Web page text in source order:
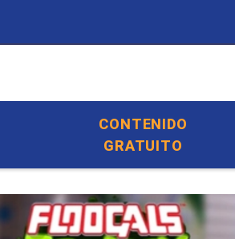
CONTENIDO
GRATUITO